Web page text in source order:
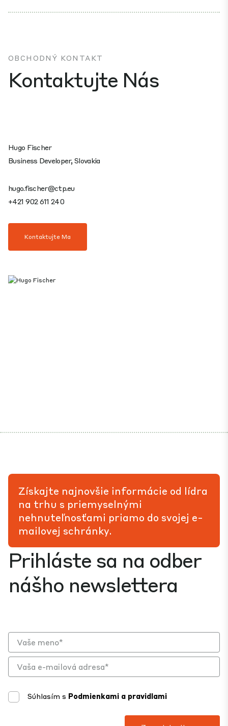
OBCHODNÝ KONTAKT
Kontaktujte Nás
Hugo Fischer
Business Developer, Slovakia
hugo.fischer@ctp.eu
+421 902 611 240
Kontaktujte Ma
Prihláste sa na odber
nášho newslettera
Súhlasím s Podmienkami a pravidlami
Získajte najnovšie informácie od lídra
na trhu s priemyselnými
nehnuteľnosťami priamo do svojej e-
mailovej schránky.